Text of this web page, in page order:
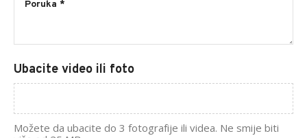
Ubacite video ili foto
Možete da ubacite do 3 fotografije ili videa. Ne smije biti